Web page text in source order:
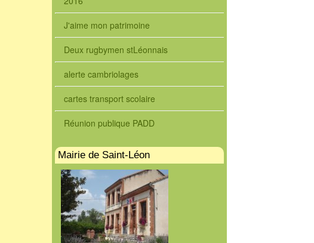
J'aime mon patrimoine
Deux rugbymen stLéonnais
alerte cambriolages
cartes transport scolaire
Réunion publique PADD
Mairie de Saint-Léon